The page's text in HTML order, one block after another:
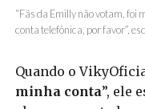
“Fãs da Emilly não votam, foi
conta telefônica, por favor”,
Quando o
minha conta”, ele